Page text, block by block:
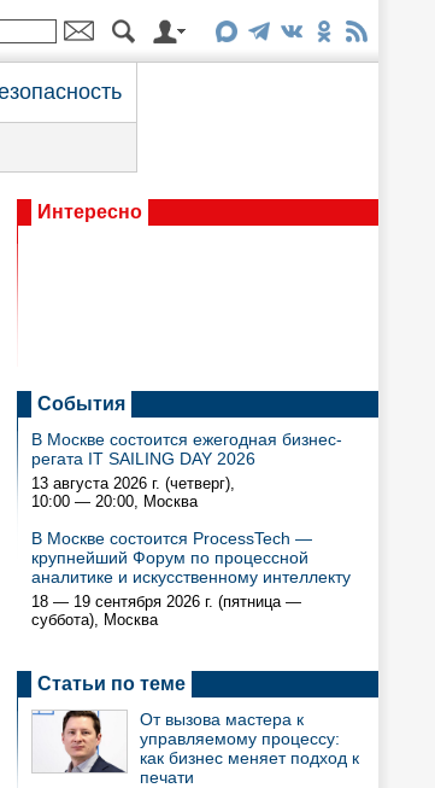
Интересно
События
В Москве состоится ежегодная бизнес-
регата IT SAILING DAY 2026
13 августа 2026 г. (четверг),
10:00 — 20:00, Москва
В Москве состоится ProcessTech —
крупнейший Форум по процессной
аналитике и искусственному интеллекту
18 — 19 сентября 2026 г. (пятница —
суббота), Москва
Статьи по теме
От вызова мастера к
управляемому процессу:
как бизнес меняет подход к
печати